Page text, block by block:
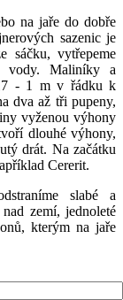
na jaře do dobře
sazenic je
sáčku, vytřepeme
vody. Maliníky a
- 1 m v řádku k
dva až tři pupeny,
vyženou výhony
dlouhé výhony,
drát. Na začátku
Cererit.
slabé a
zemí, jednoleté
kterým na jaře